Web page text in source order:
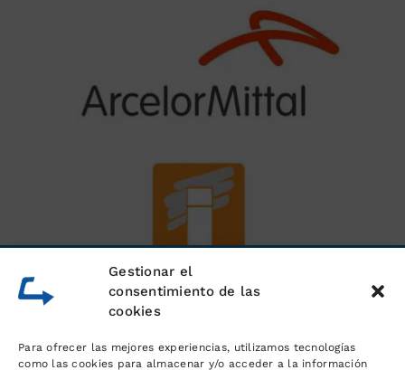
Gestionar el
consentimiento de las
cookies
Para ofrecer las mejores experiencias, utilizamos tecnologías
como las cookies para almacenar y/o acceder a la información